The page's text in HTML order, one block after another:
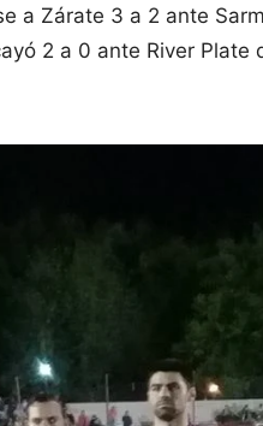
a Zárate 3 a 2 ante
2 a 0 ante River Plate